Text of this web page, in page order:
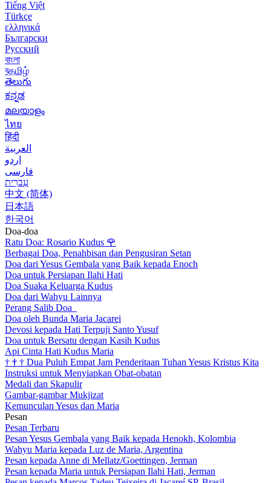
Tiếng Việt
Türkçe
ελληνικά
Български
Русский
বাংলা
বதமிழ்
తెలుగు
ಕನ್ನಡ
മലയാളം
ไทย
हिंदी
العربية
اردو
فارسی
עִברִית
中文 (简体)
日本語
한국어
Doa-doa
Ratu Doa: Rosario Kudus 🌹
Berbagai Doa, Penahbisan dan Pengusiran Setan
Doa dari Yesus Gembala yang Baik kepada Enoch
Doa untuk Persiapan Ilahi Hati
Doa Suaka Keluarga Kudus
Doa dari Wahyu Lainnya
Perang Salib Doa
Doa oleh Bunda Maria Jacarei
Devosi kepada Hati Terpuji Santo Yusuf
Doa untuk Bersatu dengan Kasih Kudus
Api Cinta Hati Kudus Maria
† † † Dua Puluh Empat Jam Penderitaan Tuhan Yesus Kristus Kita
Instruksi untuk Menyiapkan Obat-obatan
Medali dan Skapulir
Gambar-gambar Mukjizat
Kemunculan Yesus dan Maria
Pesan
Pesan Terbaru
Pesan Yesus Gembala yang Baik kepada Henokh, Kolombia
Wahyu Maria kepada Luz de Maria, Argentina
Pesan kepada Anne di Mellatz/Goettingen, Jerman
Pesan kepada Maria untuk Persiapan Ilahi Hati, Jerman